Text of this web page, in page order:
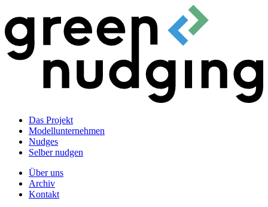
Das Projekt
Modellunternehmen
Nudges
Selber nudgen
Über uns
Archiv
Kontakt